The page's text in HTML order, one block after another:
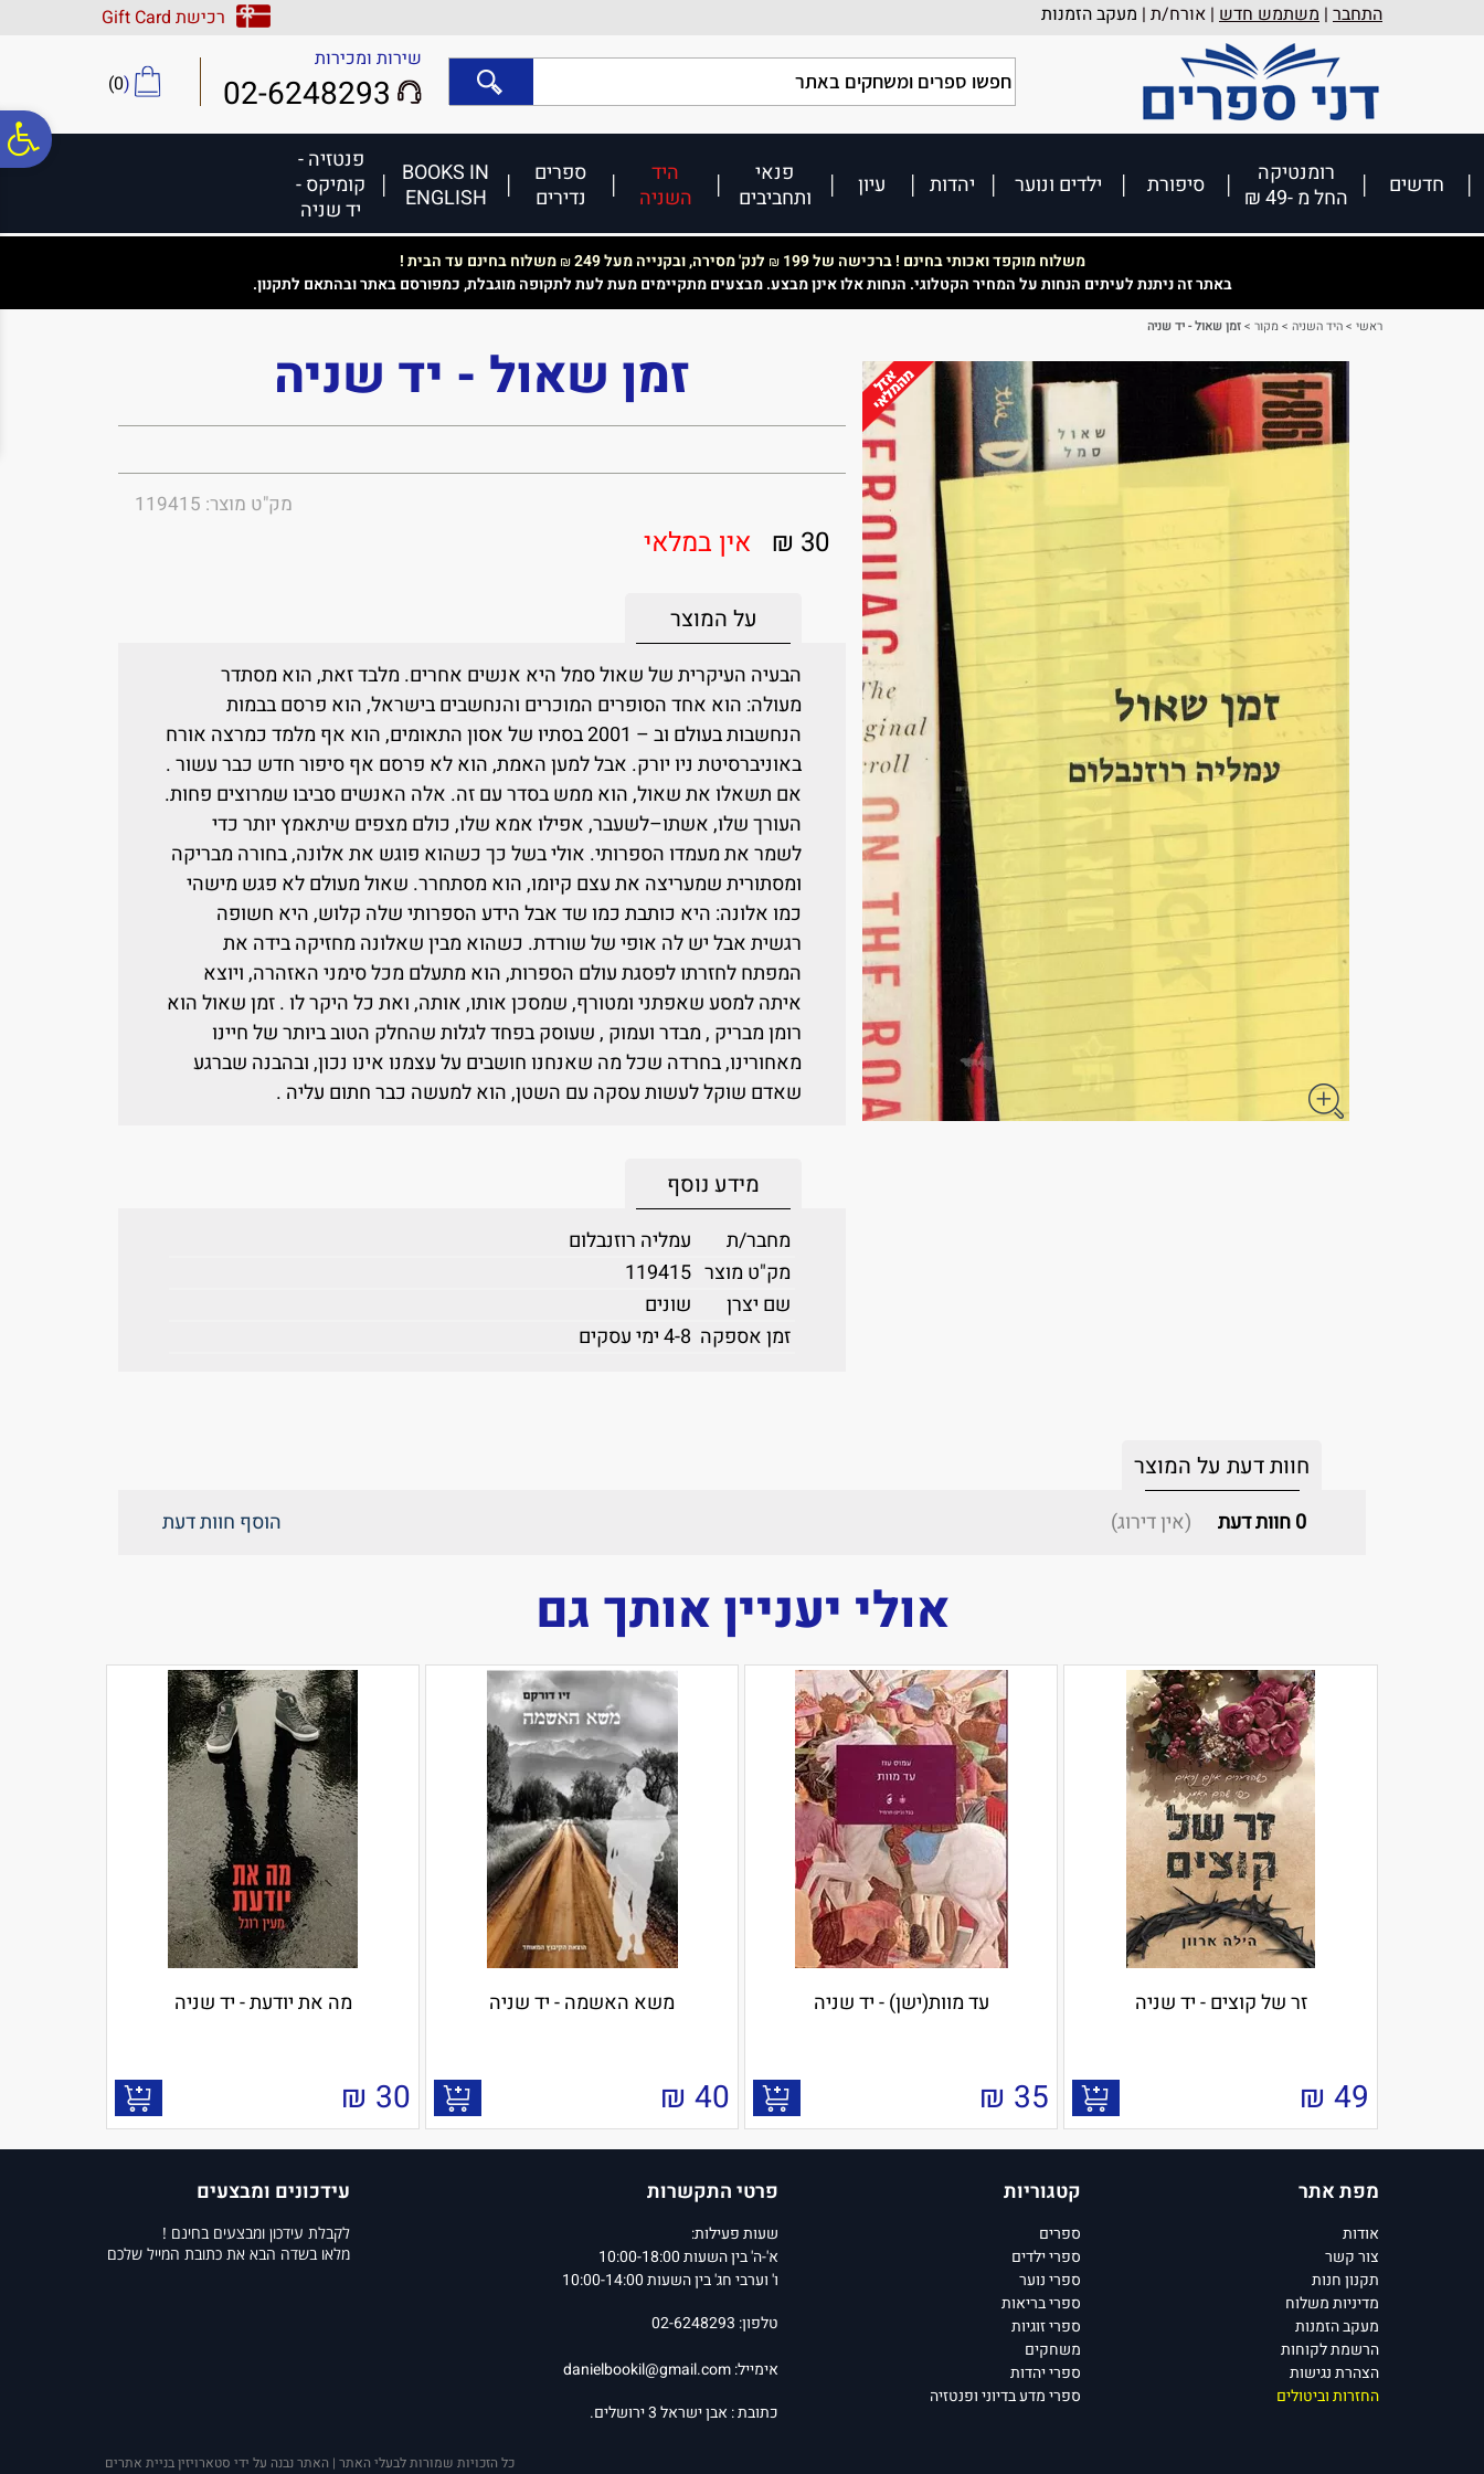
נגישות
אתר
המרכזי
התחבר | משתמש חדש | אורח/ת | מעקב הזמנות
רכישת Gift Card
שירות ומכירות
02-6248293
(
0
)
חדשים
רומנטיקה
החל מ -49 ₪
סיפורת ילדים ונוער יהדות עיון
פנאי
ותחביבים
היד
השניה
ספרים
נדירים
BOOKS IN
ENGLISH
פנטזיה -
קומיקס -
יד שניה
משלוח מוקפד ואכותי בחינם ! ברכישה של 199 ₪ לנק' מסירה, ובקנייה מעל 249 ₪משלוח בחינם עד הבית !
באתר זה ניתנת לעיתים הנחות על המחיר הקטלוגי. הנחות אלו אינן מבצע. מבצעים מתקיימים מעת לעת לתקופה מוגבלת, כמפורסם באתר ובהתאם לתקנון.
ראשי >היד השניה >מקור >זמן שאול - יד שניה
זמן שאול - יד שניה
מק"ט מוצר: 119415
30 ₪ אין במלאי
על המוצר
הבעיה העיקרית של שאול סמל היא אנשים אחרים. מלבד זאת, הוא מסתדר
מעולה: הוא אחד הסופרים המוכרים והנחשבים בישראל, הוא פרסם בבמות
הנחשבות בעולם וב – 2001 בסתיו של אסון התאומים, הוא אף מלמד כמרצה אורח
באוניברסיטת ניו יורק. אבל למען האמת, הוא לא פרסם אף סיפור חדש כבר עשור .
אם תשאלו את שאול, הוא ממש בסדר עם זה. אלה האנשים סביבו שמרוצים פחות.
העורך שלו, אשתו–לשעבר, אפילו אמא שלו, כולם מצפים שיתאמץ יותר כדי
לשמר את מעמדו הספרותי. אולי בשל כך כשהוא פוגש את אלונה, בחורה מבריקה
ומסתורית שמעריצה את עצם קיומו, הוא מסתחרר. שאול מעולם לא פגש מישהי
כמו אלונה: היא כותבת כמו שד אבל הידע הספרותי שלה קלוש, היא חשופה
רגשית אבל יש לה אופי של שורדת. כשהוא מבין שאלונה מחזיקה בידה את
המפתח לחזרתו לפסגת עולם הספרות, הוא מתעלם מכל סימני האזהרה, ויוצא
איתה למסע שאפתני ומטורף, שמסכן אותו, אותה, ואת כל היקר לו . זמן שאול הוא
רומן מבריק , מבדר ועמוק , שעוסק בפחד לגלות שהחלק הטוב ביותר של חיינו
מאחורינו, בחרדה שכל מה שאנחנו חושבים על עצמנו אינו נכון, ובהבנה שברגע
שאדם שוקל לעשות עסקה עם השטן, הוא למעשה כבר חתום עליה .
מידע נוסף
מחבר/ת
עמליה רוזנבלום
מק"ט מוצר 119415
שם יצרן
שונים
זמן אספקה 4-8 ימי עסקים
חוות דעת על המוצר
0חוות דעת (אין דירוג) הוסף חוות דעת
אולי יעניין אותך גם
זר של קוצים - יד שניה
49
₪
עד מוות(ישן) - יד שניה
35
₪
משא האשמה - יד שניה
40
₪
מה את יודעת - יד שניה
30
₪
מפת אתר
אודות
צור קשר
תקנון חנות
מדיניות משלוח
מעקב הזמנות
הרשמת לקוחות
הצהרת נגישות
החזרות וביטולים
קטגוריות
ספרים
ספרי ילדים
ספרי נוער
ספרי בריאות
ספרי זוגיות
משחקים
ספרי יהדות
ספרי מדע בדיוני ופנטזיה
פרטי התקשרות
שעות פעילות:
א'-ה' בין השעות 10:00-18:00
ו' וערבי חג' בין השעות 10:00-14:00
טלפון: 02-6248293
אימייל:danielbookil@gmail.com
כתובת : אבן ישראל 3 ירושלים.
עידכונים ומבצעים
לקבלת עידכון ומבצעים בחינם !
מלאו בשדה הבא את כתובת המייל שלכם
כל הזכויות שמורות לבעלי האתר | האתר נבנה על ידי סטארויזין בניית אתרים